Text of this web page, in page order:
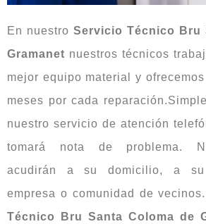
En nuestro Servicio Técnico Bru
Gramanet nuestros técnicos
mejor equipo material y
meses por cada
nuestro servicio de atención
tomará nota de problema.
acudirán a su domicilio, a su
empresa o comunidad de
Técnico Bru Santa Coloma de